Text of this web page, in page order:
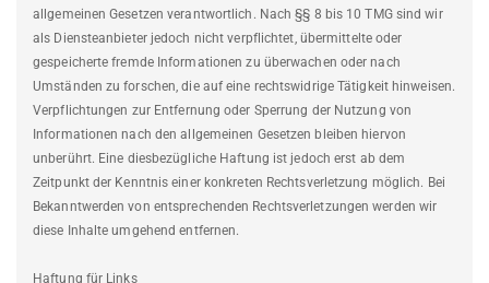
allgemeinen Gesetzen verantwortlich. Nach §§ 8 bis 10 TMG sind wir
als Diensteanbieter jedoch nicht verpflichtet, übermittelte oder
gespeicherte fremde Informationen zu überwachen oder nach
Umständen zu forschen, die auf eine rechtswidrige Tätigkeit hinweisen.
Verpflichtungen zur Entfernung oder Sperrung der Nutzung von
Informationen nach den allgemeinen Gesetzen bleiben hiervon
unberührt. Eine diesbezügliche Haftung ist jedoch erst ab dem
Zeitpunkt der Kenntnis einer konkreten Rechtsverletzung möglich. Bei
Bekanntwerden von entsprechenden Rechtsverletzungen werden wir
diese Inhalte umgehend entfernen.
Haftung für Links